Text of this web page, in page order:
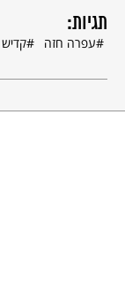
תגיות:
עפרה חזה קדיש